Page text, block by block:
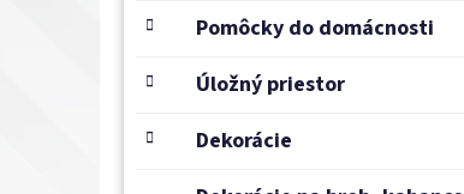
Pomôcky do domácnosti
Úložný priestor
Dekorácie